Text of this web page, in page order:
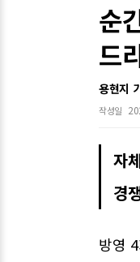
순
드
용현지
작성일
자
경
방영